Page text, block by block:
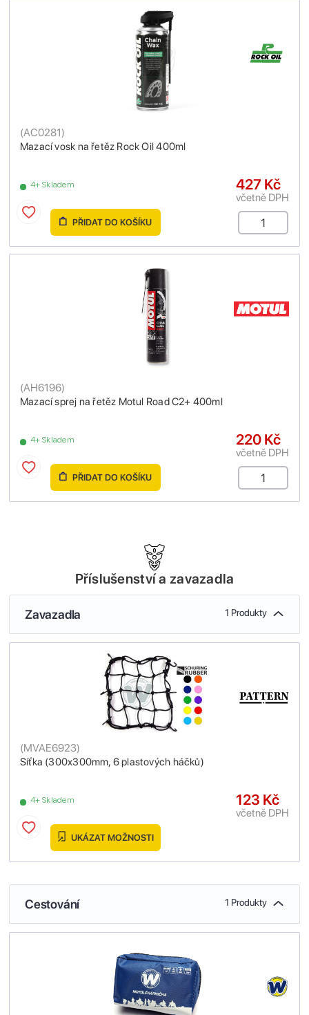
Mazací vosk na řetěz Rock Oil 400ml
(AC0281)
4+ Skladem 427 Kč
včetně DPH
PŘIDAT DO KOŠÍKU
Mazací sprej na řetěz Motul Road C2+ 400ml
(AH6196)
4+ Skladem 220 Kč
včetně DPH
PŘIDAT DO KOŠÍKU
Příslušenství a zavazadla
Zavazadla 1 Produkty
Síťka (300x300mm, 6 plastových háčků)
(MVAE6923)
4+ Skladem 123 Kč
včetně DPH
UKÁZAT MOŽNOSTI
Cestování 1 Produkty